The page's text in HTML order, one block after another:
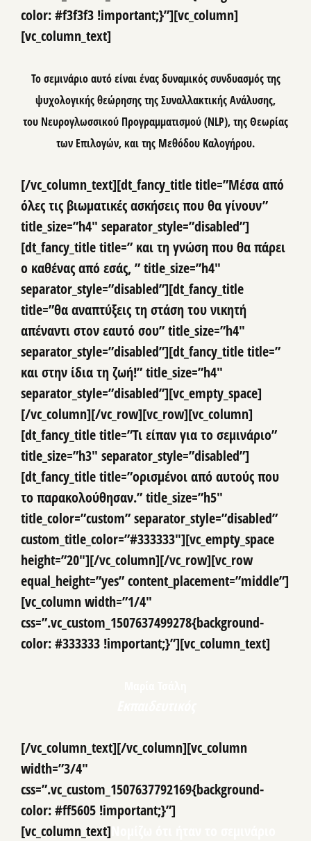
color: #f3f3f3 !important;}”][vc_column]
[vc_column_text]
Το σεμινάριο αυτό είναι ένας δυναμικός συνδυασμός της
ψυχολογικής θεώρησης της Συναλλακτικής Ανάλυσης,
του Νευρογλωσσικού Προγραμματισμού (NLP), της Θεωρίας
των Επιλογών, και της Μεθόδου Καλογήρου.
[/vc_column_text][dt_fancy_title title=”Μέσα από
όλες τις βιωματικές ασκήσεις που θα γίνουν”
title_size=”h4″ separator_style=”disabled”]
[dt_fancy_title title=” και τη γνώση που θα πάρει
ο καθένας από εσάς, ” title_size=”h4″
separator_style=”disabled”][dt_fancy_title
title=”θα αναπτύξεις τη στάση του νικητή
απέναντι στον εαυτό σου” title_size=”h4″
separator_style=”disabled”][dt_fancy_title title=”
και στην ίδια τη ζωή!” title_size=”h4″
separator_style=”disabled”][vc_empty_space]
[/vc_column][/vc_row][vc_row][vc_column]
[dt_fancy_title title=”Τι είπαν για το σεμινάριο”
title_size=”h3″ separator_style=”disabled”]
[dt_fancy_title title=”ορισμένοι από αυτούς που
το παρακολούθησαν.” title_size=”h5″
title_color=”custom” separator_style=”disabled”
custom_title_color=”#333333″][vc_empty_space
height=”20″][/vc_column][/vc_row][vc_row
equal_height=”yes” content_placement=”middle”]
[vc_column width=”1/4″
css=”.vc_custom_1507637499278{background-
color: #333333 !important;}”][vc_column_text]
[/vc_column_text][/vc_column][vc_column
width=”3/4″
css=”.vc_custom_1507637792169{background-
color: #ff5605 !important;}”]
[vc_column_text]